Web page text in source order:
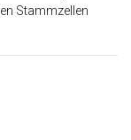
Stammzellen